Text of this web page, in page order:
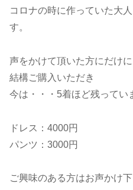
コロナの時に作っていた大
す。
声をかけて頂いた方にだけ
結構ご購入いただき
今は・・・5着ほど残ってい
ドレス：4000円
パンツ：3000円
ご興味のある方はお声かけ下